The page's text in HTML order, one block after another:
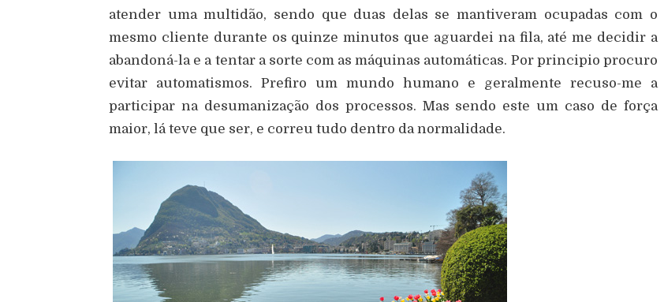
atender uma multidão, sendo que duas delas se mantiveram ocupadas com o
mesmo cliente durante os quinze minutos que aguardei na fila, até me decidir a
abandoná-la e a tentar a sorte com as máquinas automáticas. Por principio procuro
evitar automatismos. Prefiro um mundo humano e geralmente recuso-me a
participar na desumanização dos processos. Mas sendo este um caso de força
maior, lá teve que ser, e correu tudo dentro da normalidade.